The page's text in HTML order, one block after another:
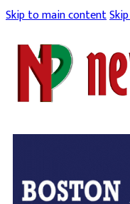
Skip to main content